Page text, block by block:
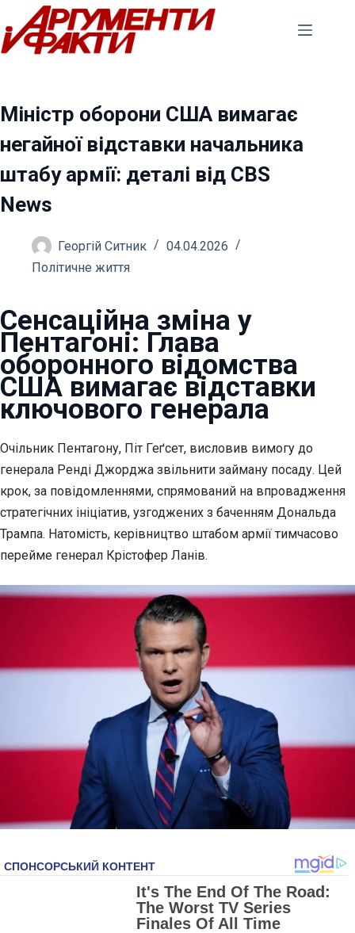
Перейти
до
вмісту
Міністр оборони США вимагає
негайної відставки начальника
штабу армії: деталі від CBS
News
Георгій Ситник
04.04.2026
Політичне життя
Сенсаційна зміна у
Пентагоні: Глава
оборонного відомства
США вимагає відставки
ключового генерала
Очільник Пентагону, Піт Геґсет, висловив вимогу до
генерала Ренді Джорджа звільнити займану посаду. Цей
крок, за повідомленнями, спрямований на впровадження
стратегічних ініціатив, узгоджених з баченням Дональда
Трампа. Натомість, керівництво штабом армії тимчасово
перейме генерал Крістофер Ланів.